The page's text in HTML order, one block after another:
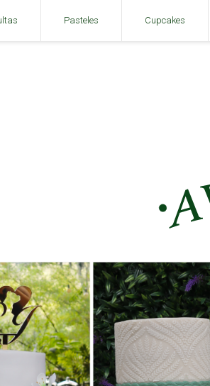
Pasteles Cupcakes